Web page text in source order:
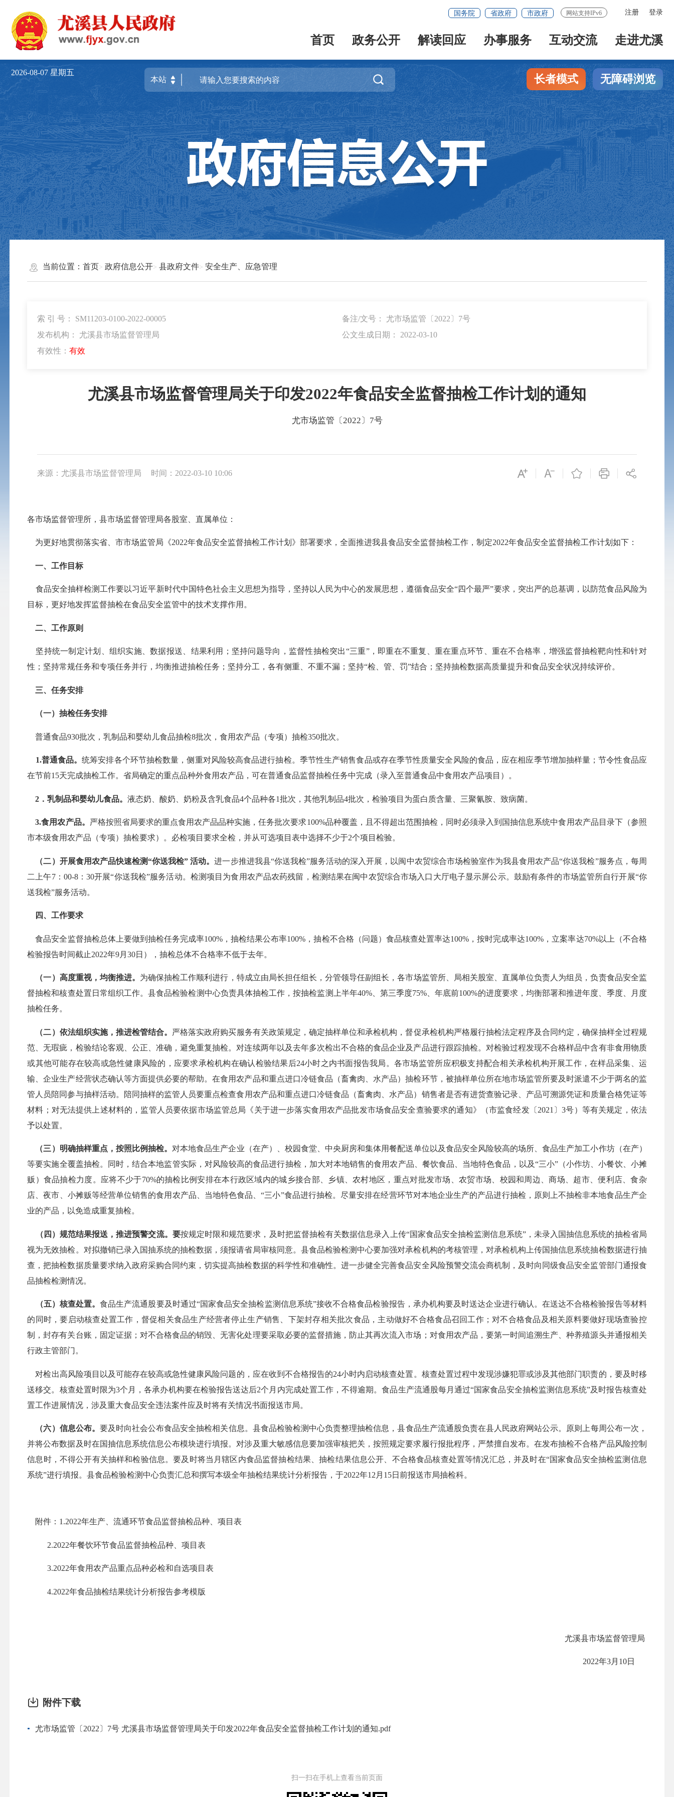
注册 登录
国务院 省政府 市政府 网站支持IPv6
首页 政务公开 解读回应 办事服务 互动交流 走进尤溪
2026-08-07 星期五
 长者模式 无障碍浏览
当前位置： 首页 政府信息公开 县政府文件 安全生产、应急管理
索 引 号： SM11203-0100-2022-00005
备注/文号： 尤市场监管〔2022〕7号
发布机构： 尤溪县市场监督管理局
公文生成日期： 2022-03-10
有效性： 有效
尤溪县市场监督管理局关于印发2022年食品安全监督抽检工作计划的通知
尤市场监管〔2022〕7号
来源：尤溪县市场监督管理局 时间：2022-03-10 10:06
各市场监督管理所，县市场监督管理局各股室、直属单位：
为更好地贯彻落实省、市市场监管局《2022年食品安全监督抽检工作计划》部署要求，全面推进我县食品安全监督抽检工作，制定2022年食品安全监督抽检工作计划如下：
一、工作目标
食品安全抽样检测工作要以习近平新时代中国特色社会主义思想为指导，坚持以人民为中心的发展思想，遵循食品安全“四个最严”要求，突出严的总基调，以防范食品风险为
目标，更好地发挥监督抽检在食品安全监管中的技术支撑作用。
二、工作原则
坚持统一制定计划、组织实施、数据报送、结果利用；坚持问题导向，监督性抽检突出“三重”，即重在不重复、重在重点环节、重在不合格率，增强监督抽检靶向性和针对
性；坚持常规任务和专项任务并行，均衡推进抽检任务；坚持分工，各有侧重、不重不漏；坚持“检、管、罚”结合；坚持抽检数据高质量提升和食品安全状况持续评价。
三、任务安排
（一）抽检任务安排
普通食品930批次，乳制品和婴幼儿食品抽检8批次，食用农产品（专项）抽检350批次。
1.普通食品。统筹安排各个环节抽检数量，侧重对风险较高食品进行抽检。季节性生产销售食品或存在季节性质量安全风险的食品，应在相应季节增加抽样量；节令性食品应
在节前15天完成抽检工作。省局确定的重点品种外食用农产品，可在普通食品监督抽检任务中完成（录入至普通食品中食用农产品项目） 。
2．乳制品和婴幼儿食品。液态奶、酸奶、奶粉及含乳食品4个品种各1批次，其他乳制品4批次，检验项目为蛋白质含量、三聚氰胺、致病菌。
3.食用农产品。 严格按照省局要求的重点食用农产品品种实施，任务批次要求100%品种覆盖，且不得超出范围抽检，同时必须录入到 国抽信息系统中食用农产品目录下（参照
市本级食用农产品（专项）抽检要求）。必检项目要求全检，并从可选项目表中选择不少于2个项目检验。
（二）开展食用农产品快速检测“你送我检” 活动。进一步推进我县“你送我检”服务活动的深入开展，以闽中农贸综合市场检验室作为我县食用农产品“你送我检”服务点，每周
二上午7：00-8：30开展“你送我检”服务活动。检测项目为食用农产品农药残留，检测结果在闽中农贸综合市场入口大厅电子显示屏公示。鼓励有条件的市场监管所自行开展“你
送我检”服务活动。
四、工作要求
食品安全监督抽检总体上要做到抽检任务完成率100%，抽检结果公布率100%，抽检不合格（问题）食品核查处置率达100%，按时完成率达100%，立案率达70%以上（不合格
检验报告时间截止2022年9月30日），抽检总体不合格率不低于去年。
（一）高度重视，均衡推进。 为确保抽检工作顺利进行，特成立由局长担任组长，分管领导任副组长，各市场监管所、局相关股室、直属单位负责人为组员，负责食品安全监
督抽检和核查处置日常组织工作。县食品检验检测中心负责具体抽检工作，按抽检监测上半年40%、第三季度75%、年底前100%的进度要求，均衡部署和推进年度、季度、月度
抽检任务。
（二）依法组织实施，推进检管结合。 严格落实政府购买服务有关政策规定，确定抽样单位和承检机构，督促承检机构严格履行抽检法定程序及合同约定，确保抽样全过程规
范、无瑕疵，检验结论客观、公正、准确，避免重复抽检。对连续两年以及去年多次检出不合格的食品企业及产品进行跟踪抽检。对检验过程发现不合格样品中含有非食用物质
或其他可能存在较高或急性健康风险的，应要求承检机构在确认检验结果后24小时之内书面报告我局。各市场监管所应积极支持配合相关承检机构开展工作，在样品采集、运
输、企业生产经营状态确认等方面提供必要的帮助。在食用农产品和重点进口冷链食品（畜禽肉、水产品）抽检环节， 被抽样单位所在地市场监管所要及时派遣不少于两名的监
管人员陪同参与抽样活动。陪同抽样的监管人员要重点检查食用农产品和重点进口冷链食品（畜禽肉、水产品）销售者是否有进货查验记录
产品可溯源凭证和质量合格凭证等
材料； 对无法提供上述材料的，监管人员要依据市场监管总局《关于进一步落实食用农产品批发市场食品安全查验要求的通知》（市监食经发〔 2021〕3号）等有关规定 ， 依法
予以处置。
（三）明确抽样重点，按照比例抽检。对本地食品生产企业（在产）、校园食堂、中央厨房和集体用餐配送单位以及食品安全风险较高的场所、食品生产加工小作坊（在产）
等要实施全覆盖抽检。同时，结合本地监管实际，对风险较高的食品进行抽检，加大对本地销售的食用农产品、餐饮食品、当地特色食品，以及“三小”（小作坊、小餐饮、小摊
贩）食品抽检力度。应将不少于70%的抽检比例安排在本行政区域内的城乡接合部、乡镇、农村地区，重点对批发市场、农贸市场、校园和周边、商场、超市、便利店、食杂
店、夜市、小摊贩等经营单位销售的食用农产品、当地特色食品、“三小”食品进行抽检。尽量安排在经营环节对本地企业生产的产品进行抽检，原则上不抽检非本地食品生产企
业的产品，以免造成重复抽检。
（四）规范结果报送，推进预警交流。要按规定时限和规范要求，及时把监督抽检有关数据信息录入上传“国家食品安全抽检监测信息系统”， 未录入国抽信息系统的抽检省局
视为无效抽检。 对拟撤销已录入国抽系统的抽检数据，须报请省局审核同意。县食品检验检测中心要加强对承检机构的考核管理，对承检机构上传国抽信息系统抽检数据进行抽
查，把抽检数据质量要求纳入政府采购合同约束，切实提高抽检数据的科学性和准确性。进一步健全完善食品安全风险预警交流会商机制，及时向同级食品安全监管部门通报食
品抽检检测情况。
（五）核查处置。食品生产流通股要及时通过“国家食品安全抽检监测信息系统”接收不合格食品检验报告，承办机构要及时送达企业进行确认。在送达不合格检验报告等材料
的同时，要启动核查处置工作，督促相关食品生产经营者停止生产销售、下架封存相关批次食品，主动做好不合格食品召回工作；对不合格食品及相关原料要做好现场查验控
制，封存有关台账，固定证据；对不合格食品的销毁、无害化处理要采取必要的监督措施，防止其再次流入市场；对食用农产品，要第一时间追溯生产、种养殖源头并通报相关
行政主管部门。
对检出高风险项目以及可能存在较高或急性健康风险问题的，应在收到不合格报告的24小时内启动核查处置。核查处置过程中发现涉嫌犯罪或涉及其他部门职责的，要及时移
送移交。核查处置时限为3个月，各承办机构要在检验报告送达后2个月内完成处置工作，不得逾期。食品生产流通股每月通过“国家食品安全抽检监测信息系统”及时报告核查处
置工作进展情况，涉及重大食品安全违法案件应及时将有关情况书面报送市局。
（六）信息公布。 要及时向社会公布食品安全抽检相关信息。县食品检验检测中心负责整理抽检信息，县食品生产流通股负责在县人民政府网站公示。 原则上每周公布一次，
并将公布数据及时在国抽信息系统信息公布模块进行填报。对涉及重大敏感信息要加强审核把关，按照规定要求履行报批程序，严禁擅自发布。在发布抽检不合格产品风险控制
信息时，不得公开有关抽样和检验信息。要及时将当月辖区内食品监督抽检结果、抽检结果信息公开、不合格食品核查处置等情况汇总，并及时在“国家食品安全抽检监测信息
系统”进行填报。县食品检验检测中心负责汇总和撰写本级全年抽检结果统计分析报告，于2022年12月 15日前报送市局抽检科。
附件： 1.2022年生产、流通环节食品监督抽检品种、项目表
2.2022年餐饮环节食品监督抽检品种、项目表
3.2022年食用农产品重点品种必检和自选项目表
4.2022年食品抽检结果统计分析报告参考模版
尤溪县市场监督管理局
2022年3月 10日
附件下载
尤市场监管〔2022〕7号 尤溪县市场监督管理局关于印发2022年食品安全监督抽检工作计划的通知.pdf
扫一扫在手机上查看当前页面